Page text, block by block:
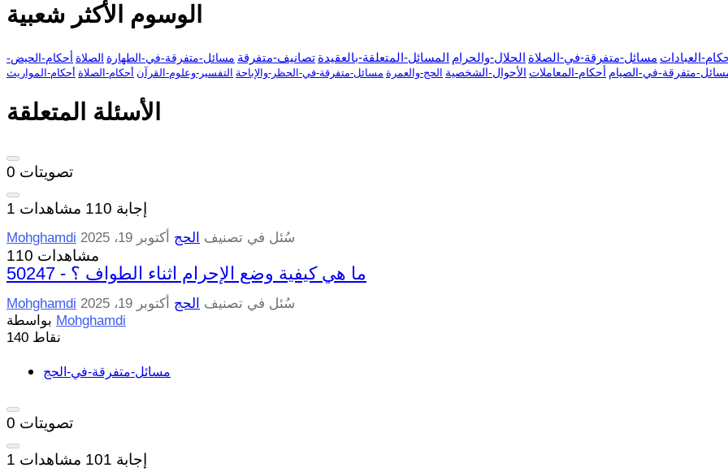
الوسوم الأكثر شعبية
العبادات مسائل-متفرقة-في-الصلاة الحلال-والحرام المسائل-المتعلقة-بالعقيدة تصانيف-متفرقة مسائل-متفرقة-في-الطهارة الصلاة أحكام-الحيض-
متفرقة-في-الصيام أحكام-المعاملات الأحوال-الشخصية الحج-والعمرة مسائل-متفرقة-في-الحظر-والإباحة التفسير-وعلوم-القرآن أحكام-الصلاة أحكام-المواريث
الأسئلة المتعلقة
0 تصويتات
1 إجابة 110 مشاهدات
Mohghamdi سُئل في تصنيف الحج أكتوبر 19، 2025
110 مشاهدات
50247 - ما هي كيفية وضع الإحرام اثناء الطواف ؟
Mohghamdi سُئل في تصنيف الحج أكتوبر 19، 2025
Mohghamdi
140 نقاط
مسائل-متفرقة-في-الحج
0 تصويتات
1 إجابة 101 مشاهدات